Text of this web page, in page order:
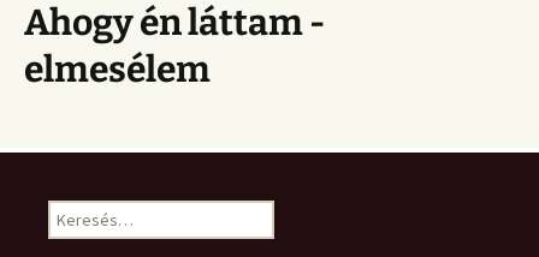
Ahogy én láttam -
elmesélem
Keresés: